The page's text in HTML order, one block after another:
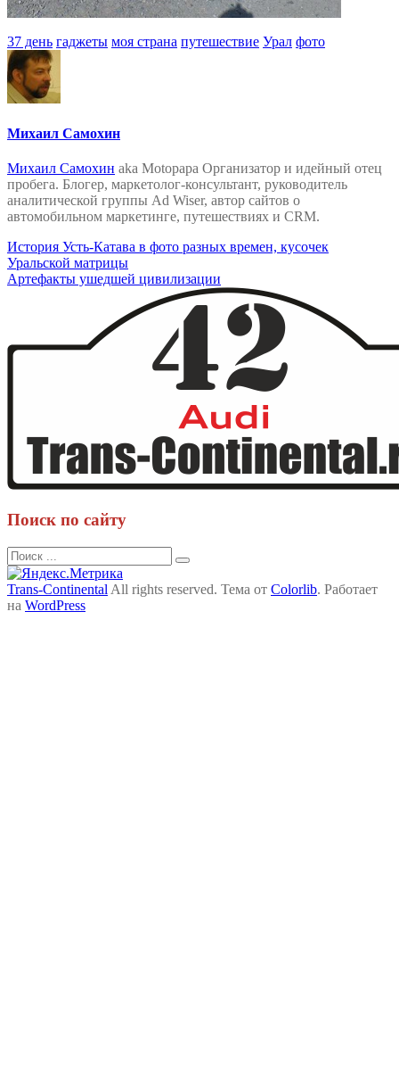
37 день гаджеты моя страна путешествие Урал фото
Михаил Самохин
Михаил Самохин aka Motopapa Организатор и идейный отец
пробега. Блогер, маркетолог-консультант, руководитель
аналитической группы Ad Wiser, автор сайтов о
автомобильном маркетинге, путешествиях и CRM.
Навигация
по
История Усть-Катава в фото разных времен, кусочек
Уральской матрицы
Артефакты ушедшей цивилизации
Поиск по сайту
Поиск
для:
Trans-Continental All rights reserved. Тема от Colorlib. Работает
на WordPress